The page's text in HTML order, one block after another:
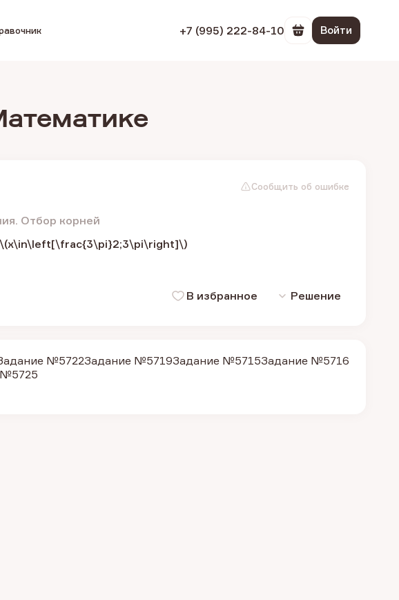
+7 (995) 222-84-10 Перейти в
Войти
Сообщить об ошибке
Отбор корней
\(x\in\left[\frac{3\pi}2;3\pi\right]\)
В избранное Решение
№5722Задание №5719Задание №5715Задание №5716